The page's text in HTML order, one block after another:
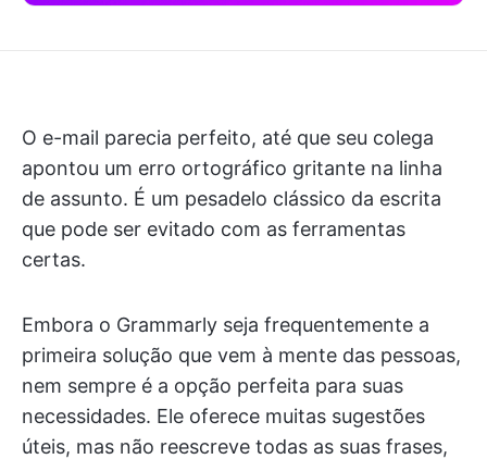
O e-mail parecia perfeito, até que seu colega
apontou um erro ortográfico gritante na linha
de assunto. É um pesadelo clássico da escrita
que pode ser evitado com as ferramentas
certas.
Embora o Grammarly seja frequentemente a
primeira solução que vem à mente das pessoas,
nem sempre é a opção perfeita para suas
necessidades. Ele oferece muitas sugestões
úteis, mas não reescreve todas as suas frases,